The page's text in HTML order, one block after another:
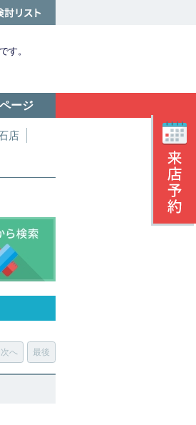
す。
ージ
店
次へ 最後